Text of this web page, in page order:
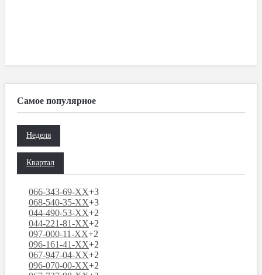
Самое популярное
Неделя
Квартал
066-343-69-XX+3
068-540-35-XX+3
044-490-53-XX+2
044-221-81-XX+2
097-000-11-XX+2
096-161-41-XX+2
067-947-04-XX+2
096-070-00-XX+2